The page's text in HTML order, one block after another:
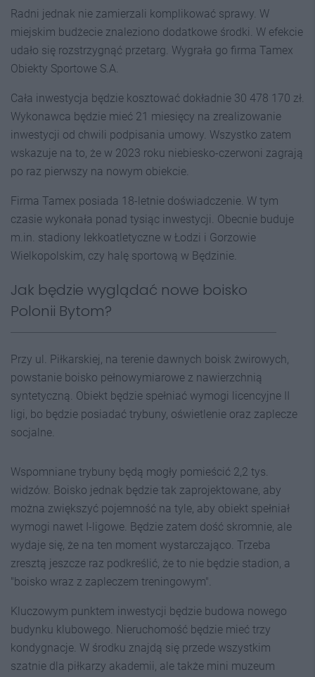
Radni jednak nie zamierzali komplikować sprawy. W
miejskim budżecie znaleziono dodatkowe środki. W efekcie
udało się rozstrzygnąć przetarg. Wygrała go firma Tamex
Obiekty Sportowe S.A.
Cała inwestycja będzie kosztować dokładnie 30 478 170 zł.
Wykonawca będzie mieć 21 miesięcy na zrealizowanie
inwestycji od chwili podpisania umowy. Wszystko zatem
wskazuje na to, że w 2023 roku niebiesko-czerwoni zagrają
po raz pierwszy na nowym obiekcie.
Firma Tamex posiada 18-letnie doświadczenie. W tym
czasie wykonała ponad tysiąc inwestycji. Obecnie buduje
m.in. stadiony lekkoatletyczne w Łodzi i Gorzowie
Wielkopolskim, czy halę sportową w Będzinie.
Jak będzie wyglądać nowe boisko
Polonii Bytom?
Przy ul. Piłkarskiej, na terenie dawnych boisk żwirowych,
powstanie boisko pełnowymiarowe z nawierzchnią
syntetyczną. Obiekt będzie spełniać wymogi licencyjne II
ligi, bo będzie posiadać trybuny, oświetlenie oraz zaplecze
socjalne.
Wspomniane trybuny będą mogły pomieścić 2,2 tys.
widzów. Boisko jednak będzie tak zaprojektowane, aby
można zwiększyć pojemność na tyle, aby obiekt spełniał
wymogi nawet I-ligowe. Będzie zatem dość skromnie, ale
wydaje się, że na ten moment wystarczająco. Trzeba
zresztą jeszcze raz podkreślić, że to nie będzie stadion, a
"boisko wraz z zapleczem treningowym".
Kluczowym punktem inwestycji będzie budowa nowego
budynku klubowego. Nieruchomość będzie mieć trzy
kondygnacje. W środku znajdą się przede wszystkim
szatnie dla piłkarzy akademii, ale także mini muzeum